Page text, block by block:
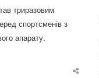
триразовим
спортсменів з
апарату.
Share